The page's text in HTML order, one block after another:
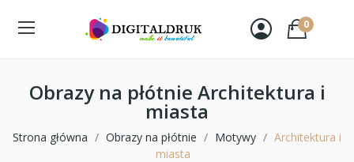
0
Obrazy na płótnie Architektura i
miasta
Strona główna Obrazy na płótnie Motywy
Architektura i
miasta